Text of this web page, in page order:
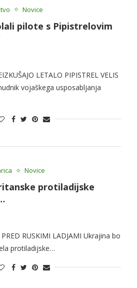
Novice
pilote s Pipistrelovim
LETALO PIPISTREL VELIS
vojaškega usposabljanja
Novice
protiladijske
RUSKIMI LADJAMI Ukrajina bo
protiladijske…